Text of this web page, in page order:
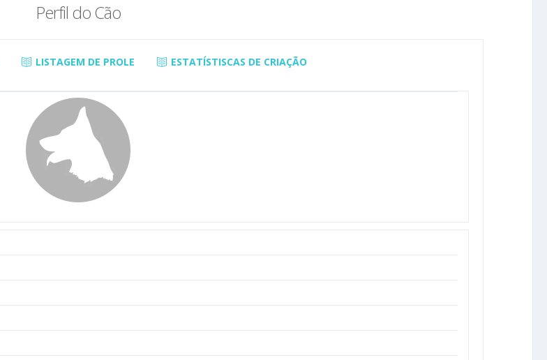
Perfil do Cão
LISTAGEM DE PROLE ESTATÍSTISCAS DE CRIAÇÃO